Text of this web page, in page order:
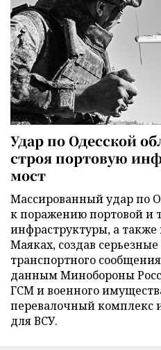
Удар по Одесской
строя портовую
мост
Массированный удар по
к поражению портовой и
инфраструктуры, а
Маяках, создав
транспортного
данным Минобороны
ГСМ и военного
перевалочный комплекс
для ВСУ.